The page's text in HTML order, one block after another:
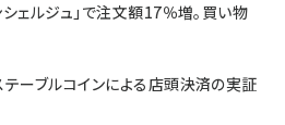
ェルジュ」で注文額17％増。買い物
テーブルコインによる店頭決済の実証